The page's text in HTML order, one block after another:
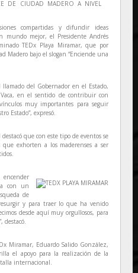
compartidas y difundir ideas
mundo mejor, el Presidente Andrés
TEDx Playa Miramar, que por
Madero bajo el slogan “Enciende una
del Gobernador en el Estado,
Vaca, en el sentido de contribuir con
muy importantes para seguir
Estado”, expresó.
que con este tipo de eventos se
que exhorten a los maderenses a ser
con un
de
y para traer lo que ha venido
desde aquí muy orgullosos, para
destacó.
Miramar, Eduardo Salido González,
el apoyo para la realización de la
internacional.